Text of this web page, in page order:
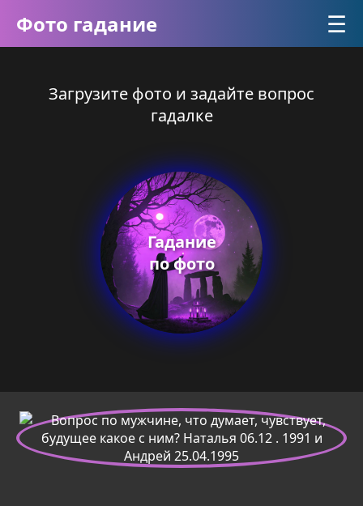
Фото гадание ☰
Загрузите фото и задайте вопрос
гадалке
Гадание
по фото